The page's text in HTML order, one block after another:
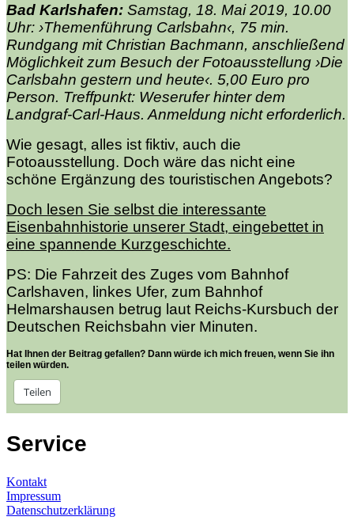
Bad Karlshafen: Samstag, 18. Mai 2019, 10.00
Uhr: ›Themenführung Carlsbahn‹, 75 min.
Rundgang mit Christian Bachmann, anschließend
Möglichkeit zum Besuch der Fotoausstellung ›Die
Carlsbahn gestern und heute‹. 5,00 Euro pro
Person. Treffpunkt: Weserufer hinter dem
Landgraf-Carl-Haus. Anmeldung nicht erforderlich.
Wie gesagt, alles ist fiktiv, auch die
Fotoausstellung. Doch wäre das nicht eine
schöne Ergänzung des touristischen Angebots?
Doch lesen Sie selbst die interessante
Eisenbahnhistorie unserer Stadt, eingebettet in
eine spannende Kurzgeschichte.
PS: Die Fahrzeit des Zuges vom Bahnhof
Carlshaven, linkes Ufer, zum Bahnhof
Helmarshausen betrug laut Reichs-Kursbuch der
Deutschen Reichsbahn vier Minuten.
Hat Ihnen der Beitrag gefallen? Dann würde ich mich freuen, wenn Sie ihn
teilen würden.
Teilen
Service
Kontakt
Impressum
Datenschutzerklärung